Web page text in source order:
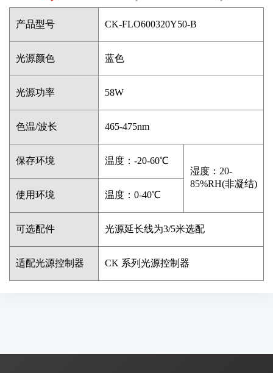
产品型号 CK-FLO600320Y50-B
光源颜色 蓝色
光源功率 58W
色温/波长 465-475nm
保存环境
温度：-20-60℃
湿度：20-
85%RH(非凝结)
使用环境
温度：0-40℃
可选配件 光源延长线为3/5米选配
适配光源控制器 CK 系列光源控制器